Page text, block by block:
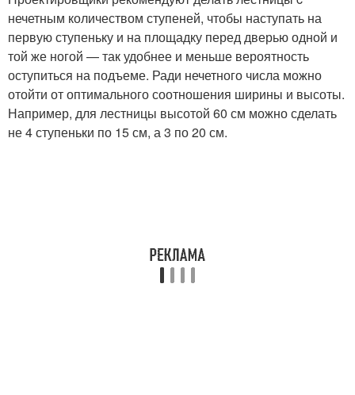
нечетным количеством ступеней, чтобы наступать на
первую ступеньку и на площадку перед дверью одной и
той же ногой — так удобнее и меньше вероятность
оступиться на подъеме. Ради нечетного числа можно
отойти от оптимального соотношения ширины и высоты.
Например, для лестницы высотой 60 см можно сделать
не 4 ступеньки по 15 см, а 3 по 20 см.